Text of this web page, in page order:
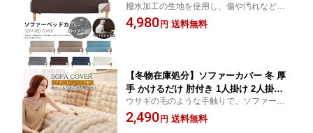
し ソファベッドカバー 撥水 北欧 かけ
るだけ 二人掛け 三人掛け 長さ177.8cm
撥水加工の生地を使用し、傷や汚れなどを
防止するだけではなく、飲み物をこぼして
もすぐに染み込むことが心配なし!!ソファー
4,980円 送料無料
【冬物在庫処分】ソファーカバー 冬 厚
手 かけるだけ 肘付き 1人掛け 2人掛け 3
人掛け ふんわり かわいい 高級感 暖か
い 毛が落ちにくい 北欧 洗える 簡単取
ウサギの毛のような手触りで、ソファーを
しかっりと保護できるカバーです。自由に
組合せでき、どんなお部屋にも使いやすい
2,490円 送料無料